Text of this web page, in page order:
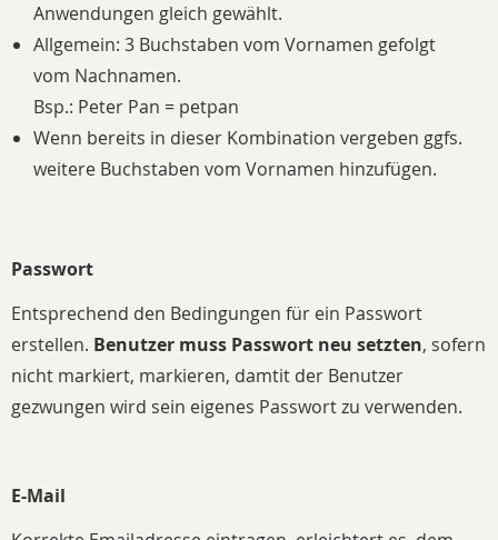
Anwendungen gleich gewählt.
Allgemein: 3 Buchstaben vom Vornamen gefolgt
vom Nachnamen.
Bsp.: Peter Pan = petpan
Wenn bereits in dieser Kombination vergeben ggfs.
weitere Buchstaben vom Vornamen hinzufügen.
Passwort
Entsprechend den Bedingungen für ein Passwort
erstellen. Benutzer muss Passwort neu setzten, sofern
nicht markiert, markieren, damtit der Benutzer
gezwungen wird sein eigenes Passwort zu verwenden.
E-Mail